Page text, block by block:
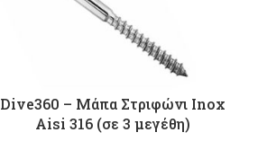
Dive360 – Μάπα Στριφώνι Inox
Aisi 316 (σε 3 μεγέθη)